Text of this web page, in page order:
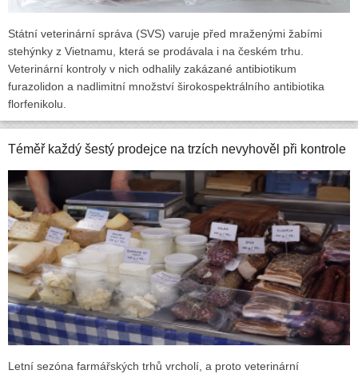
Státní veterinární správa (SVS) varuje před mraženými žabími
stehýnky z Vietnamu, která se prodávala i na českém trhu.
Veterinární kontroly v nich odhalily zakázané antibiotikum
furazolidon a nadlimitní množství širokospektrálního antibiotika
florfenikolu.
Téměř každý šestý prodejce na trzích nevyhověl při kontrole
Letní sezóna farmářských trhů vrcholí, a proto veterinární